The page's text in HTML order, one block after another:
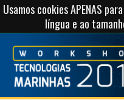
Usamos cookies APENAS
língua e ao